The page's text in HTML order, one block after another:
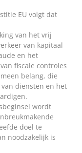
EU volgt dat
van het vrij
van kapitaal
en het
fiscale controles
belang, die
diensten en het
wordt
doel te
noodzakelijk is